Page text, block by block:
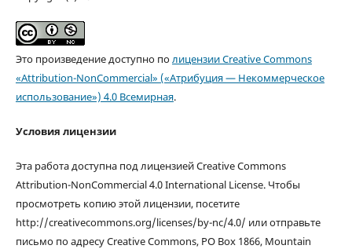
Это произведение доступно полицензии Creative Commons
«Attribution-NonCommercial» («Атрибуция — Некоммерческое
использование») 4.0 Всемирная.
Условия лицензии
Эта работа доступна под лицензией Creative Commons
Attribution-NonCommercial 4.0 International License. Чтобы
просмотреть копию этой лицензии, посетите
http://creativecommons.org/licenses/by-nc/4.0/ или отправьте
письмо по адресу Creative Commons, PO Box 1866, Mountain